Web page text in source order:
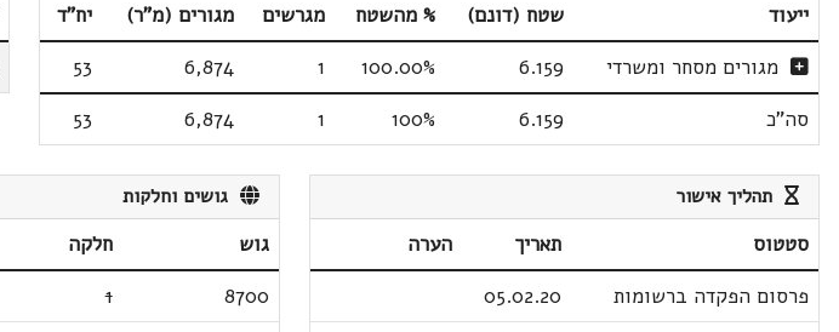
ייעוד שטח (דונם) % מהשטח מגרשים מגורים (מ"ר)
יח"ד
מגורים מסחר ומשרדי
6.159
100.00%
1
6,874
53
סה"כ
6.159
100%
1
6,874
53
תהליך אישור
סטטוס תאריך
הערה
פרסום הפקדה ברשומות
05.02.20
גושים וחלקות
גוש
חלקה
8700
1